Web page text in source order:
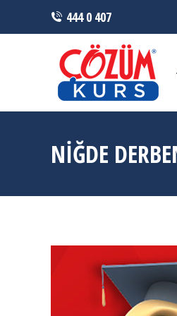
444 0 407
NIĞDE
ANASAYFA